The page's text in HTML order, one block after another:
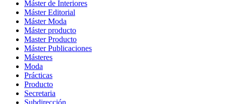
Máster de Interiores
Máster Editorial
Máster Moda
Máster producto
Master Producto
Máster Publicaciones
Másteres
Moda
Prácticas
Producto
Secretaria
Subdirección